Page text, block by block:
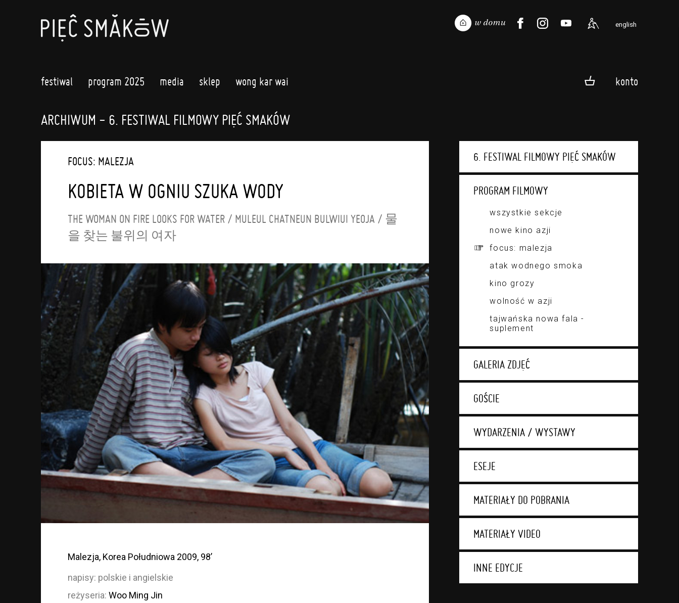
english
festiwal program 2025 media sklep wong kar wai konto
ARCHIWUM - 6. FESTIWAL FILMOWY PIĘĆ SMAKÓW
6. FESTIWAL FILMOWY PIĘĆ SMAKÓW
PROGRAM FILMOWY
wszystkie sekcje
nowe kino azji
focus: malezja
atak wodnego smoka
kino grozy
wolność w azji
tajwańska nowa fala -
suplement
GALERIA ZDJĘĆ
GOŚCIE
WYDARZENIA / WYSTAWY
ESEJE
MATERIAŁY DO POBRANIA
MATERIAŁY VIDEO
INNE EDYCJE
FOCUS: MALEZJA
KOBIETA W OGNIU SZUKA WODY
THE WOMAN ON FIRE LOOKS FOR WATER / MULEUL CHATNEUN BULWIUI YEOJA / 물
을 찾는 불위의 여자
Malezja, Korea Południowa 2009, 98’
napisy: polskie i angielskie
reżyseria:Woo Ming Jin